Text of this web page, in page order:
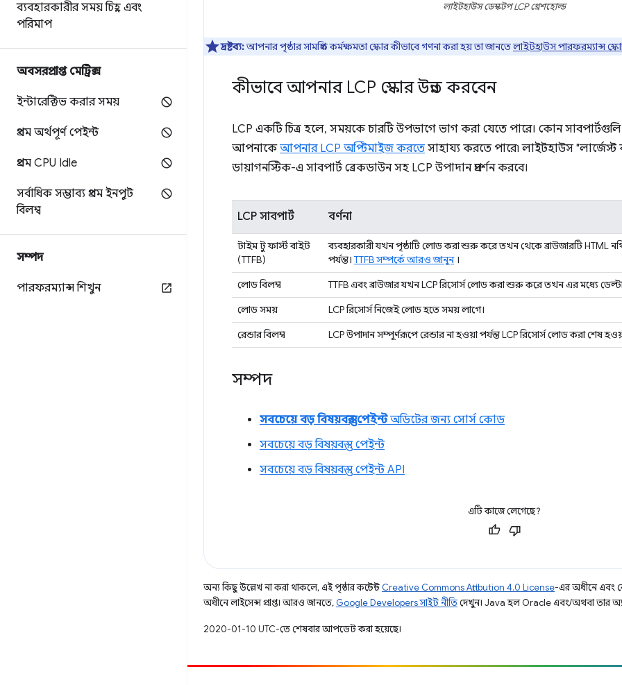
ব্যবহারকারীর সময় চিহ্ন এবং
পরিমাপ
অবসরপ্রাপ্ত মেট্রিক্স
ইন্টারেক্টিভ করার সময়
প্রথম অর্থপূর্ণ পেইন্ট
প্রথম CPU Idle
সর্বাধিক সম্ভাব্য প্রথম ইনপুট
বিলম্ব
সম্পদ
পারফরম্যান্স শিখুন
লাইটহাউস ডেস্কটপ LCP থ্রেশহোল্ড
দ্রষ্টব্য:আপনার পৃষ্ঠার সামগ্রিক কর্মক্ষমতা স্কোর কীভাবে গণনা করা হয় তা জানতেলাইটহাউস পারফরম্যান্স
কীভাবে আপনার LCP স্কোর উন্নত করবেন
LCP একটি চিত্র হলে, সময়কে চারটি উপভাগে ভাগ করা যেতে পারে। কোন
আপনাকেআপনার LCP অপ্টিমাইজ করতে সাহায্য করতে পারে৷ লাইটহাউস
ডায়াগনস্টিক-এ সাবপার্ট ব্রেকডাউন সহ LCP উপাদান প্রদর্শন করবে।
LCP সাবপার্ট বর্ণনা
টাইম টু ফার্স্ট বাইট
(TTFB)
ব্যবহারকারী যখন পৃষ্ঠাটি লোড করা শুরু করে তখন থেকে ব্রাউজারটি HTML
পর্যন্ত। TTFB সম্পর্কে আরও জানুন।
লোড বিলম্ব
TTFB এবং ব্রাউজার যখন LCP রিসোর্স লোড করা শুরু করে তখন এর মধ্যে
লোড সময়
LCP রিসোর্স নিজেই লোড হতে সময় লাগে।
রেন্ডার বিলম্ব
LCP উপাদান সম্পূর্ণরূপে রেন্ডার না হওয়া পর্যন্ত LCP রিসোর্স লোড করা শেষ
সম্পদ
সবচেয়ে বড় বিষয়বস্তুর পেইন্টঅডিটের জন্য সোর্স কোড
সবচেয়ে বড় বিষয়বস্তু পেইন্ট
সবচেয়ে বড় বিষয়বস্তু পেইন্ট API
এটি কাজে লেগেছে?
অন্য কিছু উল্লেখ না করা থাকলে, এই পৃষ্ঠার কন্টেন্ট Creative Commons Attribution 4.0 License-এর অধীনে এবং
অধীনে লাইসেন্স প্রাপ্ত। আরও জানতে, Google Developers সাইট নীতিদেখুন। Java হল Oracle এবং/অথবা তার
2020-01-10 UTC-তে শেষবার আপডেট করা হয়েছে।